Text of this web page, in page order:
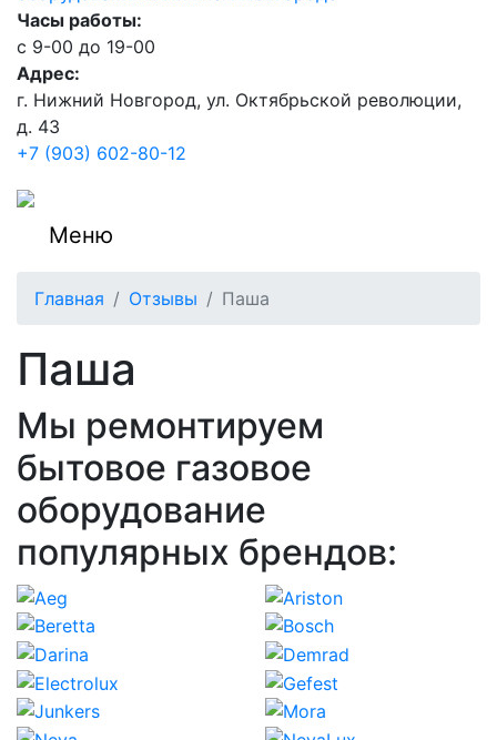
Часы работы:
c 9-00 до 19-00
Адрес:
г. Нижний Новгород, ул. Октябрьской революции,
д. 43
+7 (903) 602-80-12
Меню
Главная Отзывы Паша
Паша
Мы ремонтируем
бытовое газовое
оборудование
популярных брендов: